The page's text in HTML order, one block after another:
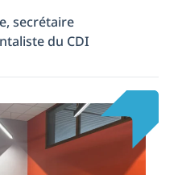
secrétaire
du CDI